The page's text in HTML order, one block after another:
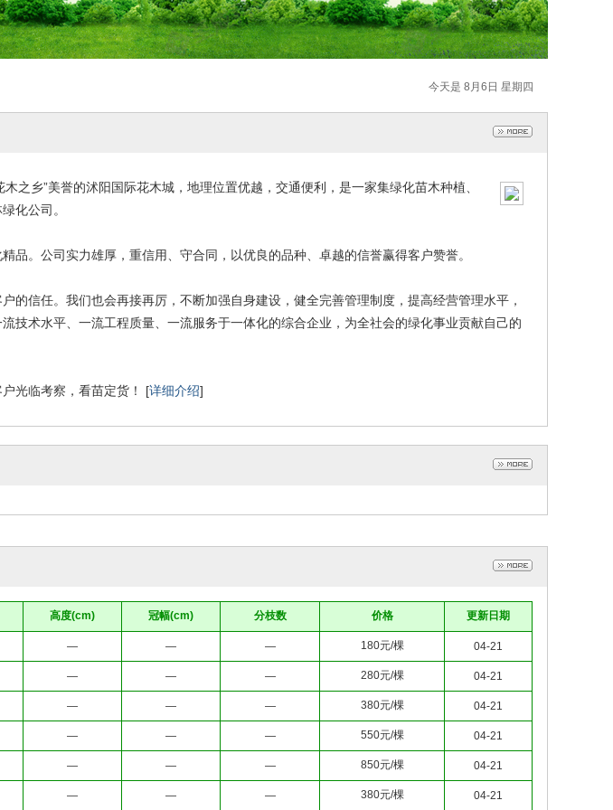
今天是 8月6日 星期四
美誉的沭阳国际花木城，地理位置优越，交通便利，是一家集绿化苗木种植、
化公司。
品。公司实力雄厚，重信用、守合同，以优良的品种、卓越的信誉赢得客户赞誉。
的信任。我们也会再接再厉，不断加强自身建设，健全完善管理制度，提高经营管理水平，
技术水平、一流工程质量、一流服务于一体化的综合企业，为全社会的绿化事业贡献自己的
光临考察，看苗定货！ [详细介绍]
高度(cm) 冠幅(cm) 分枝数 价格 更新日期
— — — 180元/棵 04-21
— — — 280元/棵 04-21
— — — 380元/棵 04-21
— — — 550元/棵 04-21
— — — 850元/棵 04-21
— — — 380元/棵 04-21